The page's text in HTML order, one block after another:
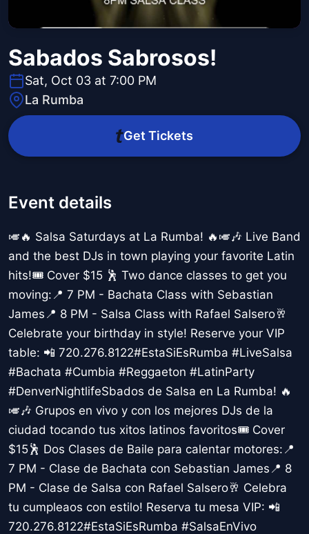
Sabados Sabrosos!
Sat, Oct 03 at 7:00 PM
La Rumba
Get Tickets
Event details
🎺🔥 Salsa Saturdays at La Rumba! 🔥🎺🎶 Live Band
and the best DJs in town playing your favorite Latin
hits!🎟️ Cover $15 🕺 Two dance classes to get you
moving:📍 7 PM - Bachata Class with Sebastian
James📍 8 PM - Salsa Class with Rafael Salsero🥂
Celebrate your birthday in style! Reserve your VIP
table: 📲 720.276.8122#EstaSiEsRumba #LiveSalsa
#Bachata #Cumbia #Reggaeton #LatinParty
#DenverNightlifeSbados de Salsa en La Rumba! 🔥
🎺🎶 Grupos en vivo y con los mejores DJs de la
ciudad tocando tus xitos latinos favoritos🎟️ Cover
$15🕺 Dos Clases de Baile para calentar motores:📍
7 PM - Clase de Bachata con Sebastian James📍 8
PM - Clase de Salsa con Rafael Salsero🥂 Celebra
tu cumpleaos con estilo! Reserva tu mesa VIP: 📲
720.276.8122#EstaSiEsRumba #SalsaEnVivo